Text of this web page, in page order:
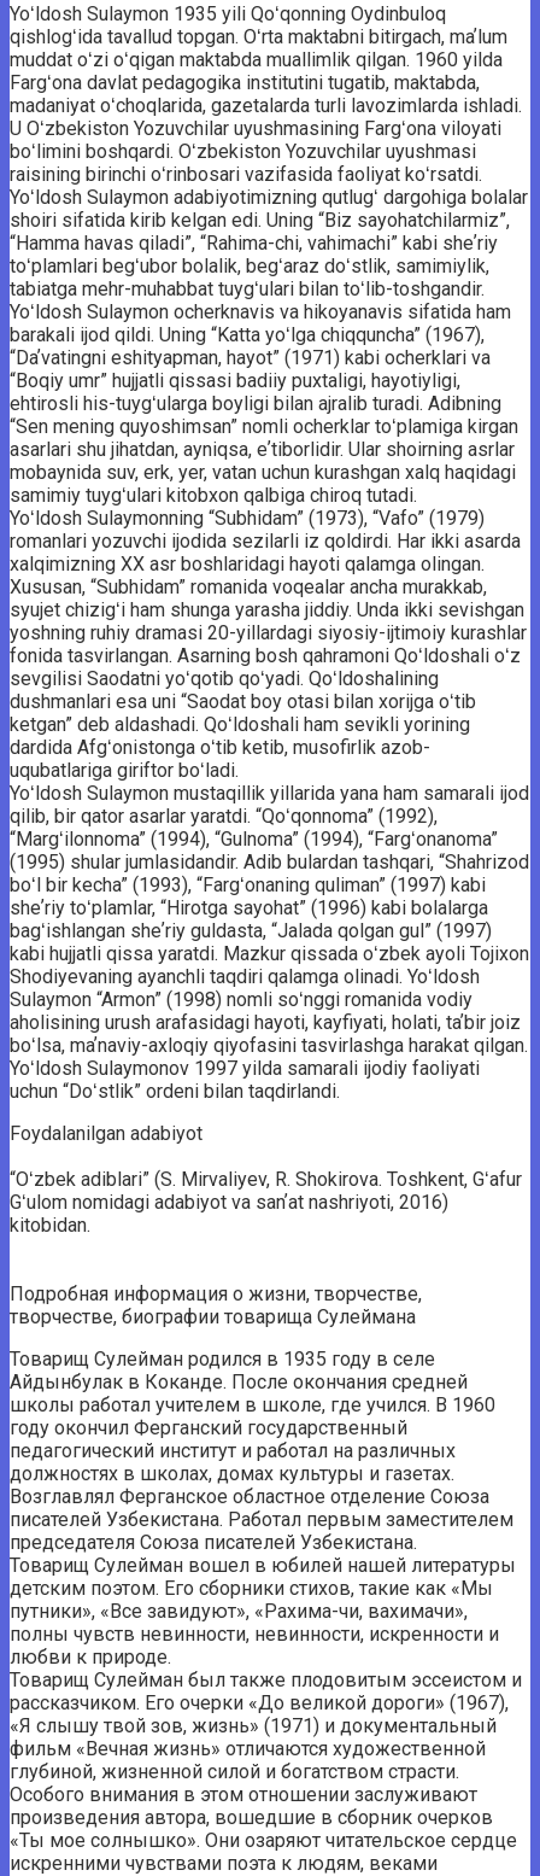
Yoʻldosh Sulaymon 1935 yili Qoʻqonning Oydinbuloq
qishlogʻida tavallud topgan. Oʻrta maktabni bitirgach, maʼlum
muddat oʻzi oʻqigan maktabda muallimlik qilgan. 1960 yilda
Fargʻona davlat pedagogika institutini tugatib, maktabda,
madaniyat oʻchoqlarida, gazetalarda turli lavozimlarda ishladi.
U Oʻzbekiston Yozuvchilar uyushmasining Fargʻona viloyati
boʻlimini boshqardi. Oʻzbekiston Yozuvchilar uyushmasi
raisining birinchi oʻrinbosari vazifasida faoliyat koʻrsatdi.
Yoʻldosh Sulaymon adabiyotimizning qutlugʻ dargohiga bolalar
shoiri sifatida kirib kelgan edi. Uning “Biz sayohatchilarmiz”,
“Hamma havas qiladi”, “Rahima-chi, vahimachi” kabi sheʼriy
toʻplamlari begʻubor bolalik, begʻaraz doʻstlik, samimiylik,
tabiatga mehr-muhabbat tuygʻulari bilan toʻlib-toshgandir.
Yoʻldosh Sulaymon ocherknavis va hikoyanavis sifatida ham
barakali ijod qildi. Uning “Katta yoʻlga chiqquncha” (1967),
“Daʼvatingni eshityapman, hayot” (1971) kabi ocherklari va
“Boqiy umr” hujjatli qissasi badiiy puxtaligi, hayotiyligi,
ehtirosli his-tuygʻularga boyligi bilan ajralib turadi. Adibning
“Sen mening quyoshimsan” nomli ocherklar toʻplamiga kirgan
asarlari shu jihatdan, ayniqsa, eʼtiborlidir. Ular shoirning asrlar
mobaynida suv, erk, yer, vatan uchun kurashgan xalq haqidagi
samimiy tuygʻulari kitobxon qalbiga chiroq tutadi.
Yoʻldosh Sulaymonning “Subhidam” (1973), “Vafo” (1979)
romanlari yozuvchi ijodida sezilarli iz qoldirdi. Har ikki asarda
xalqimizning XX asr boshlaridagi hayoti qalamga olingan.
Xususan, “Subhidam” romanida voqealar ancha murakkab,
syujet chizigʻi ham shunga yarasha jiddiy. Unda ikki sevishgan
yoshning ruhiy dramasi 20-yillardagi siyosiy-ijtimoiy kurashlar
fonida tasvirlangan. Asarning bosh qahramoni Qoʻldoshali oʻz
sevgilisi Saodatni yoʻqotib qoʻyadi. Qoʻldoshalining
dushmanlari esa uni “Saodat boy otasi bilan xorijga oʻtib
ketgan” deb aldashadi. Qoʻldoshali ham sevikli yorining
dardida Afgʻonistonga oʻtib ketib, musofirlik azob-
uqubatlariga giriftor boʻladi.
Yoʻldosh Sulaymon mustaqillik yillarida yana ham samarali ijod
qilib, bir qator asarlar yaratdi. “Qoʻqonnoma” (1992),
“Margʻilonnoma” (1994), “Gulnoma” (1994), “Fargʻonanoma”
(1995) shular jumlasidandir. Adib bulardan tashqari, “Shahrizod
boʻl bir kecha” (1993), “Fargʻonaning quliman” (1997) kabi
sheʼriy toʻplamlar, “Hirotga sayohat” (1996) kabi bolalarga
bagʻishlangan sheʼriy guldasta, “Jalada qolgan gul” (1997)
kabi hujjatli qissa yaratdi. Mazkur qissada oʻzbek ayoli Tojixon
Shodiyevaning ayanchli taqdiri qalamga olinadi. Yoʻldosh
Sulaymon “Armon” (1998) nomli soʻnggi romanida vodiy
aholisining urush arafasidagi hayoti, kayfiyati, holati, taʼbir joiz
boʻlsa, maʼnaviy-axloqiy qiyofasini tasvirlashga harakat qilgan.
Yoʻldosh Sulaymonov 1997 yilda samarali ijodiy faoliyati
uchun “Doʻstlik” ordeni bilan taqdirlandi.
Foydalanilgan adabiyot
“Oʻzbek adiblari” (S. Mirvaliyev, R. Shokirova. Toshkent, Gʻafur
Gʻulom nomidagi adabiyot va sanʼat nashriyoti, 2016)
kitobidan.
Подробная информация о жизни, творчестве,
творчестве, биографии товарища Сулеймана
Товарищ Сулейман родился в 1935 году в селе
Айдынбулак в Коканде. После окончания средней
школы работал учителем в школе, где учился. В 1960
году окончил Ферганский государственный
педагогический институт и работал на различных
должностях в школах, домах культуры и газетах.
Возглавлял Ферганское областное отделение Союза
писателей Узбекистана. Работал первым заместителем
председателя Союза писателей Узбекистана.
Товарищ Сулейман вошел в юбилей нашей литературы
детским поэтом. Его сборники стихов, такие как «Мы ​​
путники», «Все завидуют», «Рахима-чи, вахимачи»,
полны чувств невинности, невинности, искренности и
любви к природе.
Товарищ Сулейман был также плодовитым эссеистом и
рассказчиком. Его очерки «До великой дороги» (1967),
«Я слышу твой зов, жизнь» (1971) и документальный
фильм «Вечная жизнь» отличаются художественной
глубиной, жизненной силой и богатством страсти.
Особого внимания в этом отношении заслуживают
произведения автора, вошедшие в сборник очерков
«Ты мое солнышко». Они озаряют читательское сердце
искренними чувствами поэта к людям, веками